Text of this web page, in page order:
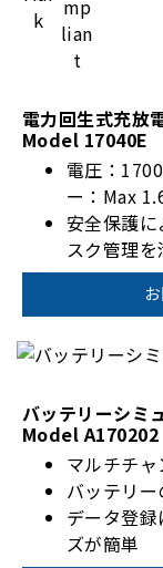
電力回生式充放
Model 17040E
電圧：
ー：Max
安全保護
スク管理を
自動化さ
めの柔軟
バッテリーシミ
Model A170202
マルチチ
バッテリ
データ登
ズが簡単